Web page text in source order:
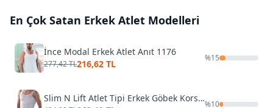
En Çok Satan Erkek Atlet Modelleri
İnce Modal Erkek Atlet Anıt 1176
277,42 TL216,62 TL
%15
Slim N Lift Atlet Tipi Erkek Göbek Korsesi Baklava Tipi
%10